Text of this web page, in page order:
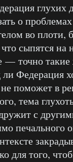
глухих
о
во плоти,
сыпятся на
— точно
Федерация
поможет в
тема
с
для того,